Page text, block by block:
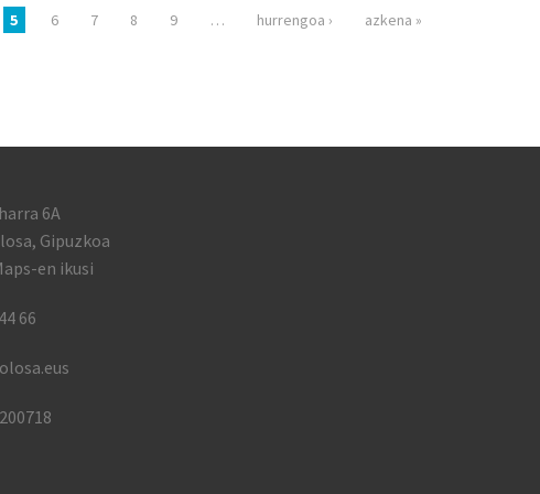
5 6 7 8 9 … hurrengoa › azkena »
6A
Gipuzkoa
en ikusi
66